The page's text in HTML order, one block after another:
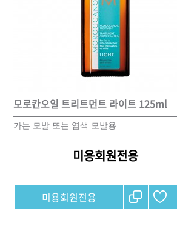
샴푸
컨디셔너
트리트먼트
세럼
에센셜
스타일링
모로칸오일 트리트먼트 라이트 125ml
가는 모발 또는 염색 모발용
미용회원전용
미용회원전용